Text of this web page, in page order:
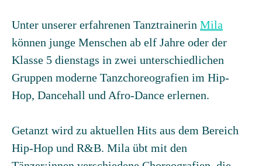
Unter unserer erfahrenen Tanztrainerin Mila
können junge Menschen ab elf Jahre oder der
Klasse 5 dienstags in zwei unterschiedlichen
Gruppen moderne Tanzchoreografien im Hip-
Hop, Dancehall und Afro-Dance erlernen.
Getanzt wird zu aktuellen Hits aus dem Bereich
Hip-Hop und R&B. Mila übt mit den